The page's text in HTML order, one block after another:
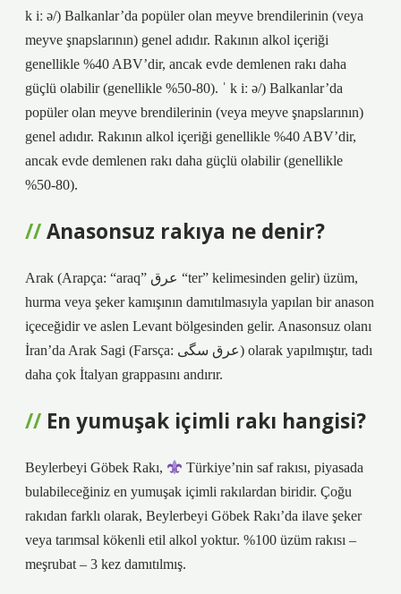
k iː ə/) Balkanlar’da popüler olan meyve brendilerinin (veya
meyve şnapslarının) genel adıdır. Rakının alkol içeriği
genellikle %40 ABV’dir, ancak evde demlenen rakı daha
güçlü olabilir (genellikle %50-80). ˈ k iː ə/) Balkanlar’da
popüler olan meyve brendilerinin (veya meyve şnapslarının)
genel adıdır. Rakının alkol içeriği genellikle %40 ABV’dir,
ancak evde demlenen rakı daha güçlü olabilir (genellikle
%50-80).
Anasonsuz rakıya ne denir?
Arak (Arapça: “araq” ﻋﺮﻕ “ter” kelimesinden gelir) üzüm,
hurma veya şeker kamışının damıtılmasıyla yapılan bir anason
içeceğidir ve aslen Levant bölgesinden gelir. Anasonsuz olanı
İran’da Arak Sagi (Farsça: عرق سگی) olarak yapılmıştır, tadı
daha çok İtalyan grappasını andırır.
En yumuşak içimli rakı hangisi?
Beylerbeyi Göbek Rakı,
Türkiye’nin saf rakısı, piyasada
bulabileceğiniz en yumuşak içimli rakılardan biridir. Çoğu
rakıdan farklı olarak, Beylerbeyi Göbek Rakı’da ilave şeker
veya tarımsal kökenli etil alkol yoktur. %100 üzüm rakısı –
meşrubat – 3 kez damıtılmış.